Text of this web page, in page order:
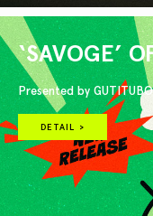
‘SAVOGE’
Presented by
DETAIL >